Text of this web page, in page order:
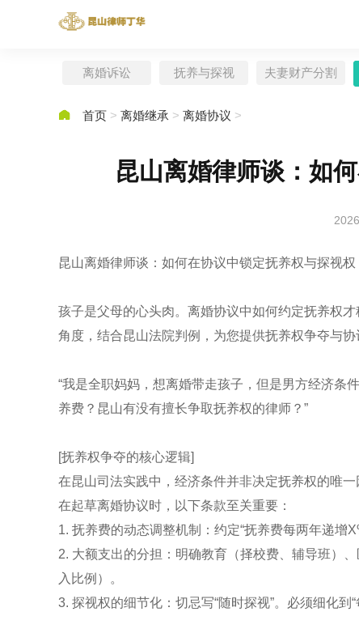
离婚诉讼 抚养与探视 夫妻财产分割
 首页 > 离婚继承 > 离婚协议 >
昆山离婚律师谈：如
昆山离婚律师谈：如何在协议中锁定抚养权与探视权
孩子是父母的心头肉。离婚协议中如何约定抚养权
角度，结合昆山法院判例，为您提供抚养权争夺与协
“我是全职妈妈，想离婚带走孩子，但是男方经济条
养费？昆山有没有擅长争取抚养权的律师？”
[抚养权争夺的核心逻辑]
在昆山司法实践中，经济条件并非决定抚养权的唯一
在起草离婚协议时，以下条款至关重要：
1. 抚养费的动态调整机制：约定“抚养费每两年递增
2. 大额支出的分担：明确教育（择校费、辅导班）
入比例）。
3. 探视权的细节化：切忌写“随时探视”。必须细化